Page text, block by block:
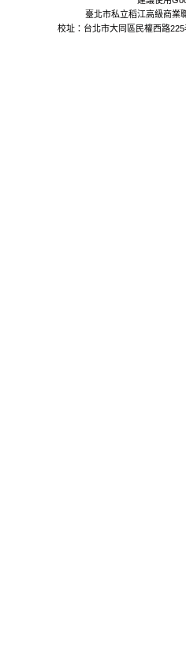
臺北市私立稻江高級商業
校址：台北市大同區民權西路